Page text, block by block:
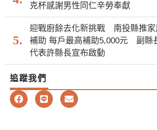
克杯感謝男性同仁辛勞奉獻
迎戰廚餘去化新挑戰 南投縣推家
補助 每戶最高補助5,000元 副縣
代表許縣長宣布啟動
追蹤我們
F
a
L
i
E
n